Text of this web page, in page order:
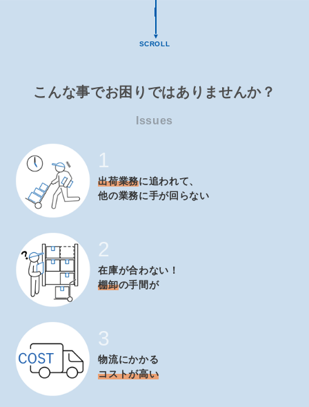
|
▼
SCROLL
こんな事でお困りではありませんか？
Issues
1
出荷業務に追われて、
他の業務に手が回らない
2
在庫が合わない！
棚卸の手間が
3
物流にかかる
コストが高い